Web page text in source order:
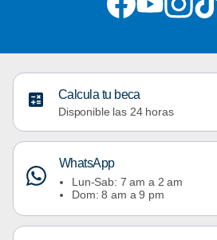
Calcula tu beca
Disponible las 24 horas
WhatsApp
Lun-Sab: 7 am a 2 am
Dom: 8 am a 9 pm